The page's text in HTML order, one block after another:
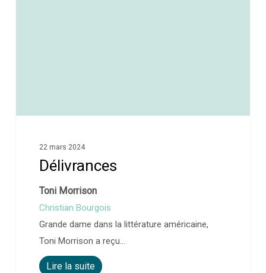
22 mars 2024
Délivrances
Toni Morrison
Christian Bourgois
Grande dame dans la littérature américaine,
Toni Morrison a reçu…
Lire la suite